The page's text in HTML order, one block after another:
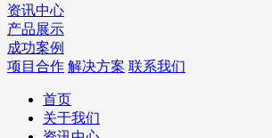
资讯中心
产品展示
成功案例
项目合作 解决方案 联系我们
首页
关于我们